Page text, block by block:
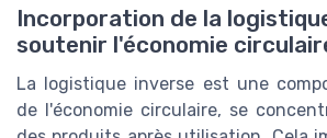
Incorporation de la
soutenir l'économie
La logistique inverse est une
de l'économie circulaire, se